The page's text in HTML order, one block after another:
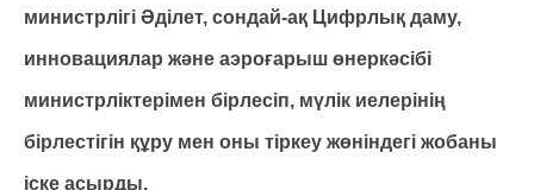
министрлігі Әділет, сондай-ақ Цифрлық даму,
инновациялар және аэроғарыш өнеркәсібі
министрліктерімен бірлесіп, мүлік иелерінің
бірлестігін құру мен оны тіркеу жөніндегі жобаны
іске асырды.